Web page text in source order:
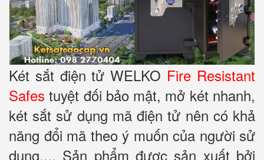
Két sắt điện tử WELKO Fire Resistant
Safes tuyệt đối bảo mật, mở két nhanh,
két sắt sử dụng mã điện tử nên có khả
năng đổi mã theo ý muốn của người sử
dụng.... Sản phẩm được sản xuất bởi